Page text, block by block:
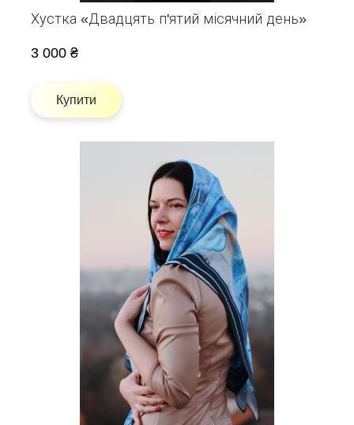
Хустка «Двадцять п'ятий місячний день»
3 000 ₴
Купити